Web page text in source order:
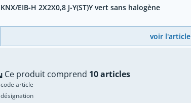
KNX/EIB-H 2X2X0,8 J-Y(ST)Y vert sans halogène
voir l'article
Ce produit comprend 10 articles
code article
désignation